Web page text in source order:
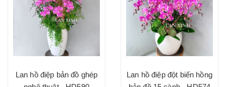
Lan hồ điệp bản đồ ghép
Lan hồ điệp đột biến hồng